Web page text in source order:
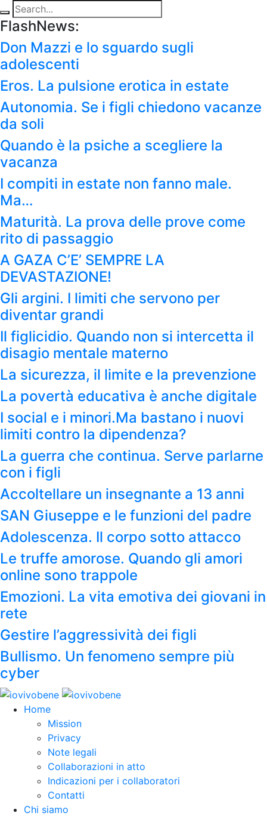
FlashNews:
Don Mazzi e lo sguardo sugli
adolescenti
Eros. La pulsione erotica in estate
Autonomia. Se i figli chiedono vacanze
da soli
Quando è la psiche a scegliere la
vacanza
I compiti in estate non fanno male.
Ma…
Maturità. La prova delle prove come
rito di passaggio
A GAZA C’E’ SEMPRE LA
DEVASTAZIONE!
Gli argini. I limiti che servono per
diventar grandi
Il figlicidio. Quando non si intercetta il
disagio mentale materno
La sicurezza, il limite e la prevenzione
La povertà educativa è anche digitale
I social e i minori.Ma bastano i nuovi
limiti contro la dipendenza?
La guerra che continua. Serve parlarne
con i figli
Accoltellare un insegnante a 13 anni
SAN Giuseppe e le funzioni del padre
Adolescenza. Il corpo sotto attacco
Le truffe amorose. Quando gli amori
online sono trappole
Emozioni. La vita emotiva dei giovani in
rete
Gestire l’aggressività dei figli
Bullismo. Un fenomeno sempre più
cyber
Home
Mission
Privacy
Note legali
Collaborazioni in atto
Indicazioni per i collaboratori
Contatti
Chi siamo